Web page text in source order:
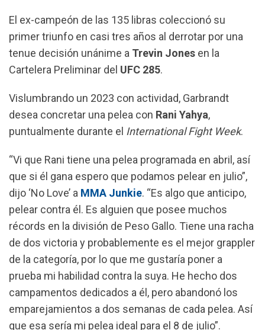
k
p
m
El ex-campeón de las 135 libras coleccionó su
primer triunfo en casi tres años al derrotar por una
tenue decisión unánime a Trevin Jones en la
Cartelera Preliminar del UFC 285.
Vislumbrando un 2023 con actividad, Garbrandt
desea concretar una pelea con Rani Yahya,
puntualmente durante el International Fight Week.
“Vi que Rani tiene una pelea programada en abril, así
que si él gana espero que podamos pelear en julio”,
dijo ‘No Love’ a MMA Junkie. “Es algo que anticipo,
pelear contra él. Es alguien que posee muchos
récords en la división de Peso Gallo. Tiene una racha
de dos victoria y probablemente es el mejor grappler
de la categoría, por lo que me gustaría poner a
prueba mi habilidad contra la suya. He hecho dos
campamentos dedicados a él, pero abandonó los
emparejamientos a dos semanas de cada pelea. Así
que esa sería mi pelea ideal para el 8 de julio”.